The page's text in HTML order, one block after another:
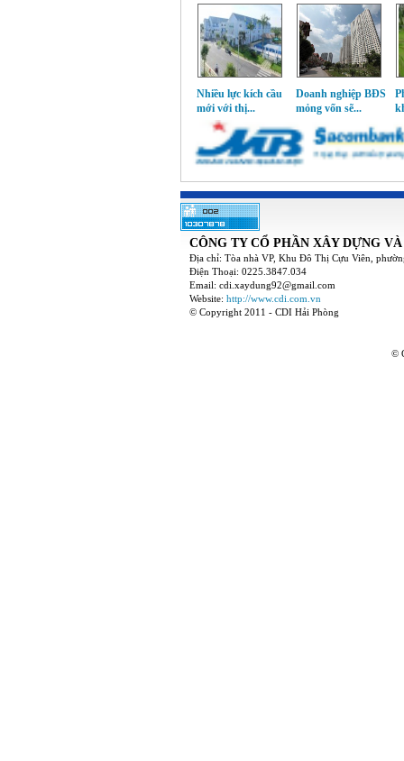
Nhiều lực kích cầu
mới với thị...
Doanh nghiệp BĐS
mỏng vốn sẽ...
CÔNG TY CỔ PHẦN XÂY DỰNG
Địa chỉ: Tòa nhà VP, Khu Đô Thị Cựu Viên,
Điện Thoại: 0225.3847.034
Email: cdi.xaydung92@gmail.com
Website: http://www.cdi.com.vn
© Copyright 2011 - CDI Hải Phòng
©